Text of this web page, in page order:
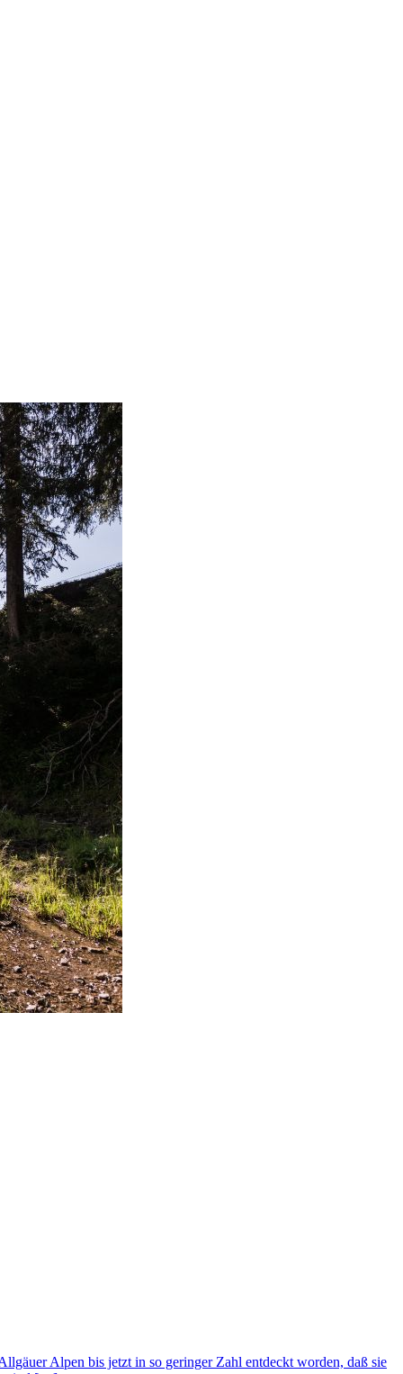
Alpen bis jetzt in so geringer Zahl entdeckt worden, daß sie